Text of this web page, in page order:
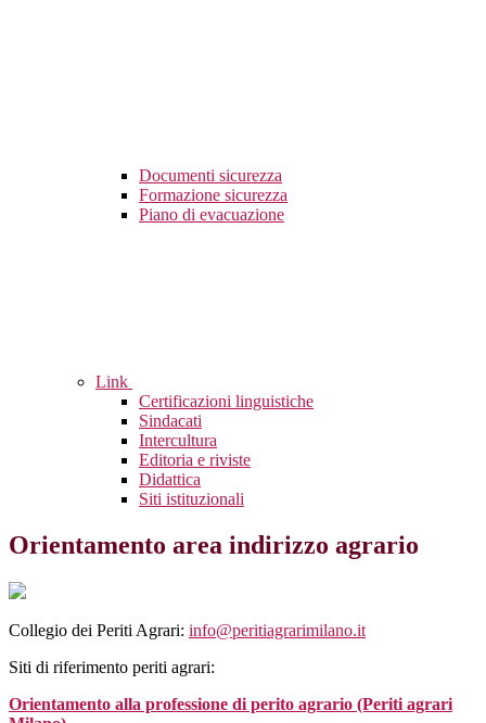
Documenti sicurezza
Formazione sicurezza
Piano di evacuazione
Link
Certificazioni linguistiche
Sindacati
Intercultura
Editoria e riviste
Didattica
Siti istituzionali
Orientamento area indirizzo agrario
Collegio dei Periti Agrari: info@peritiagrarimilano.it
Siti di riferimento periti agrari:
Orientamento alla professione di perito agrario (Periti agrari